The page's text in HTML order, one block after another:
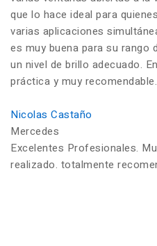
que lo hace ideal para
varias aplicaciones
es muy buena para su rango
un nivel de brillo adecuado.
práctica y muy recomendable.
Nicolas Castaño
Mercedes
Excelentes Profesionales.
realizado. totalmente